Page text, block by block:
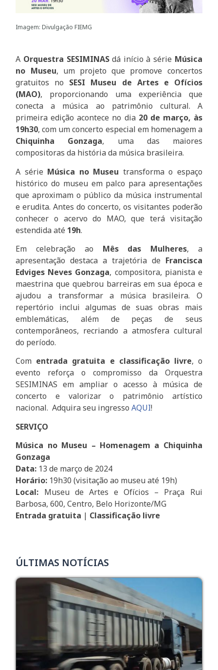
Imagem: Divulgação FIEMG
A Orquestra SESIMINASdá início à série Música
no Museu, um projeto que promove concertos
gratuitos no SESI Museu de Artes e Ofícios
(MAO), proporcionando uma experiência que
conecta a música ao patrimônio cultural. A
primeira edição acontece no dia 20 de março, às
19h30, com um concerto especial em homenagem a
Chiquinha Gonzaga, uma das maiores
compositoras da história da música brasileira.
A série Música no Museu transforma o espaço
histórico do museu em palco para apresentações
que aproximam o público da música instrumental
e erudita. Antes do concerto, os visitantes poderão
conhecer o acervo do MAO, que terá visitação
estendida até 19h.
Em celebração ao Mês das Mulheres, a
apresentação destaca a trajetória de Francisca
Edviges Neves Gonzaga, compositora, pianista e
maestrina que quebrou barreiras em sua época e
ajudou a transformar a música brasileira. O
repertório inclui algumas de suas obras mais
emblemáticas, além de peças de seus
contemporâneos, recriando a atmosfera cultural
do período.
Com entrada gratuita e classificação livre, o
evento reforça o compromisso da Orquestra
SESIMINAS em ampliar o acesso à música de
concerto e valorizar o patrimônio artístico
nacional. Adquira seu ingressoAQUI!
SERVIÇO
Música no Museu – Homenagem a Chiquinha
Gonzaga
Data: 13 de março de 2024
Horário: 19h30 (visitação ao museu até 19h)
Local: Museu de Artes e Ofícios – Praça Rui
Barbosa, 600, Centro, Belo Horizonte/MG
Entrada gratuita | Classificação livre
ÚLTIMAS NOTÍCIAS